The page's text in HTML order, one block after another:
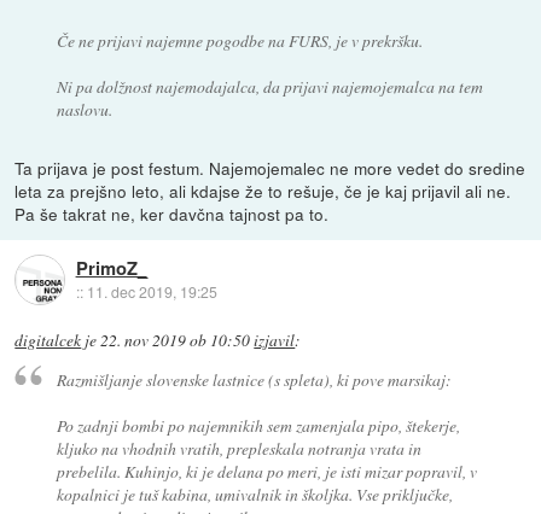
Če ne prijavi najemne pogodbe na FURS, je v prekršku.
Ni pa dolžnost najemodajalca, da prijavi najemojemalca na tem
naslovu.
Ta prijava je post festum. Najemojemalec ne more vedet do sredine
leta za prejšno leto, ali kdajse že to rešuje, če je kaj prijavil ali ne.
Pa še takrat ne, ker davčna tajnost pa to.
PrimoZ_
:: 11. dec 2019, 19:25
digitalcek je22. nov 2019 ob 10:50izjavil:
Razmišljanje slovenske lastnice (s spleta), ki pove marsikaj:
Po zadnji bombi po najemnikih sem zamenjala pipo, štekerje,
kljuko na vhodnih vratih, prepleskala notranja vrata in
prebelila. Kuhinjo, ki je delana po meri, je isti mizar popravil, v
kopalnici je tuš kabina, umivalnik in školjka. Vse priključke,